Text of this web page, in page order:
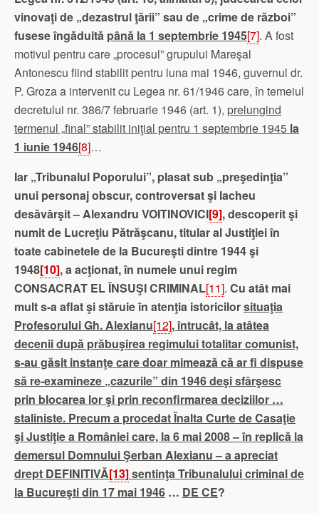
vinovaţi de „dezastrul ţării” sau de „crime de război”
fusese îngăduită până la 1 septembrie 1945[7]. A fost
motivul pentru care „procesul” grupului Mareşal
Antonescu fiind stabilit pentru luna mai 1946, guvernul dr.
P. Groza a intervenit cu Legea nr. 61/1946 care, în temeiul
decretului nr. 386/7 februarie 1946 (art. 1), prelungind
termenul „final” stabilit iniţial pentru 1 septembrie 1945 la
1 iunie 1946[8]…
Iar „Tribunalul Poporului”, plasat sub „preşedinţia”
unui personaj obscur, controversat şi lacheu
desăvârşit – Alexandru VOITINOVICI[9], descoperit şi
numit de Lucreţiu Pătrăşcanu, titular al Justiţiei în
toate cabinetele de la Bucureşti dintre 1944 şi
1948[10], a acţionat, în numele unui regim
CONSACRAT EL ÎNSUŞI CRIMINAL[11]. Cu atât mai
mult s-a aflat şi stăruie în atenţia istoricilorsituaţia
Profesorului Gh. Alexianu[12], întrucât, la atâtea
decenii după prăbuşirea regimului totalitar comunist,
s-au găsit instanţe care doar mimează că ar fi dispuse
să re-examineze „cazurile” din 1946 deşi sfârşesc
prin blocarea lor şi prin reconfirmarea deciziilor …
staliniste. Precum a procedat Înalta Curte de Casaţie
şi Justiţie a României care, la 6 mai 2008 – în replică la
demersul Domnului Şerban Alexianu – a apreciat
drept DEFINITIVĂ[13]sentinţa Tribunalului criminal de
la Bucureşti din 17 mai 1946 … DE CE?